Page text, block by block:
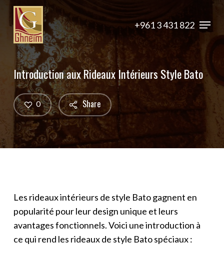
Skip
main
content
+961 3 431 822 Menu
Introduction aux Rideaux Intérieurs Style Bato
Share
0
Les rideaux intérieurs de style Bato gagnent en
popularité pour leur design unique et leurs
avantages fonctionnels. Voici une introduction à
ce qui rend les rideaux de style Bato spéciaux :
Close